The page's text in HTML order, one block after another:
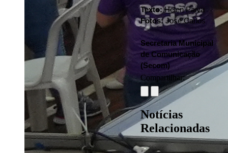
Texto: Helen Paiva
Fotos: José Carlos
Secretaria Municipal
de Comunicação
(Secom)
Compartilhar:
Notícias
Relacionadas